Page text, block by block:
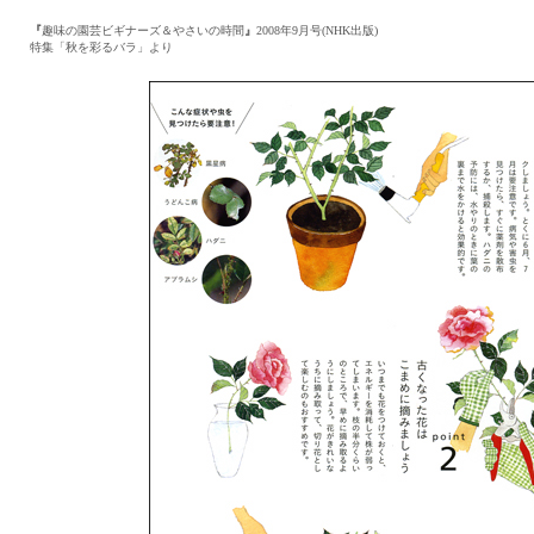
『趣味の園芸ビギナーズ＆やさいの時間 』 2008年9月号(NHK出版)
特集「秋を彩るバラ」より